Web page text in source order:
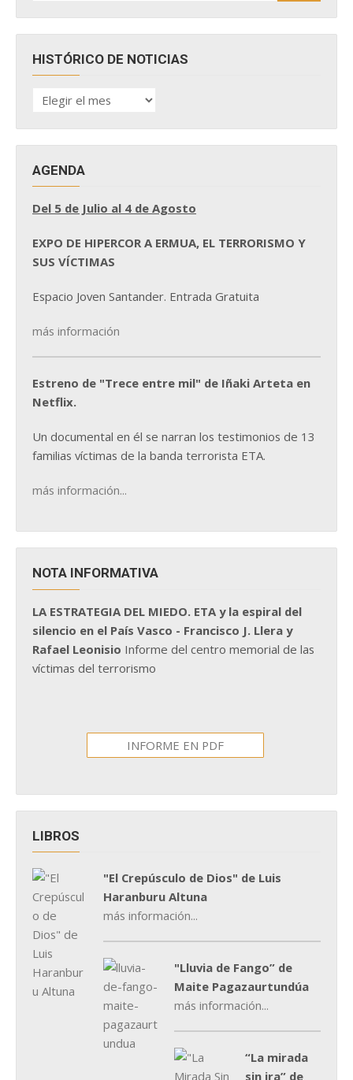
HISTÓRICO DE NOTICIAS
HISTÓRICO
DE
AGENDA
Del 5 de Julio al 4 de Agosto
EXPO DE HIPERCOR A ERMUA, EL TERRORISMO Y
SUS VÍCTIMAS
Espacio Joven Santander. Entrada Gratuita
más información
Estreno de "Trece entre mil" de Iñaki Arteta en
Netflix.
Un documental en él se narran los testimonios de 13
familias víctimas de la banda terrorista ETA.
más información...
NOTA INFORMATIVA
LA ESTRATEGIA DEL MIEDO. ETA y la espiral del
silencio en el País Vasco - Francisco J. Llera y
Rafael Leonisio Informe del centro memorial de las
víctimas del terrorismo
INFORME EN PDF
LIBROS
"El Crepúsculo de Dios" de Luis
Haranburu Altuna
más información...
"Lluvia de Fango” de
Maite Pagazaurtundúa
más información...
“La mirada
sin ira” de